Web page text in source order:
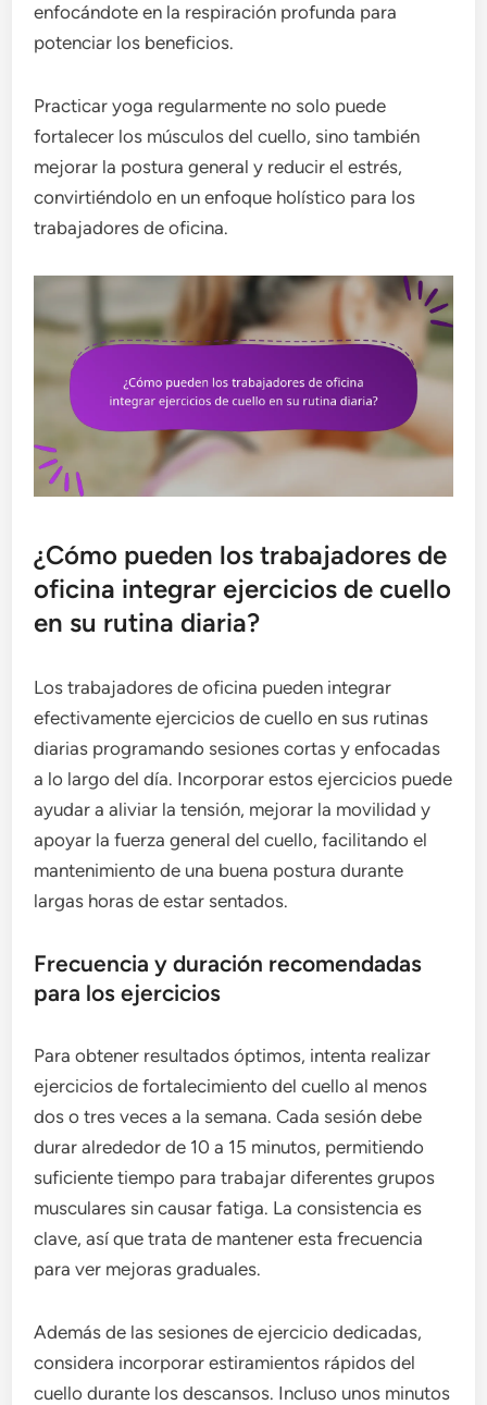
enfocándote en la respiración profunda para
potenciar los beneficios.
Practicar yoga regularmente no solo puede
fortalecer los músculos del cuello, sino también
mejorar la postura general y reducir el estrés,
convirtiéndolo en un enfoque holístico para los
trabajadores de oficina.
¿Cómo pueden los trabajadores de
oficina integrar ejercicios de cuello
en su rutina diaria?
Los trabajadores de oficina pueden integrar
efectivamente ejercicios de cuello en sus rutinas
diarias programando sesiones cortas y enfocadas
a lo largo del día. Incorporar estos ejercicios puede
ayudar a aliviar la tensión, mejorar la movilidad y
apoyar la fuerza general del cuello, facilitando el
mantenimiento de una buena postura durante
largas horas de estar sentados.
Frecuencia y duración recomendadas
para los ejercicios
Para obtener resultados óptimos, intenta realizar
ejercicios de fortalecimiento del cuello al menos
dos o tres veces a la semana. Cada sesión debe
durar alrededor de 10 a 15 minutos, permitiendo
suficiente tiempo para trabajar diferentes grupos
musculares sin causar fatiga. La consistencia es
clave, así que trata de mantener esta frecuencia
para ver mejoras graduales.
Además de las sesiones de ejercicio dedicadas,
considera incorporar estiramientos rápidos del
cuello durante los descansos. Incluso unos minutos